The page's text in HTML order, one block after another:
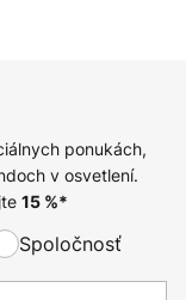
ponukách,
v osvetlení.
15%*
Spoločnosť